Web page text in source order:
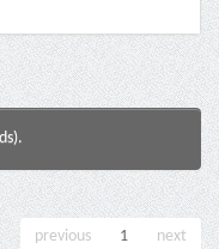
previous 1 next